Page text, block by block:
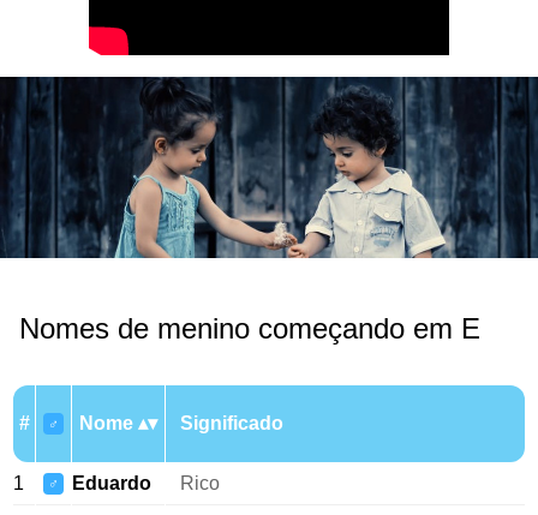
Nomes de menino começando em E
# ♂ Nome Significado
1 ♂ Eduardo Rico